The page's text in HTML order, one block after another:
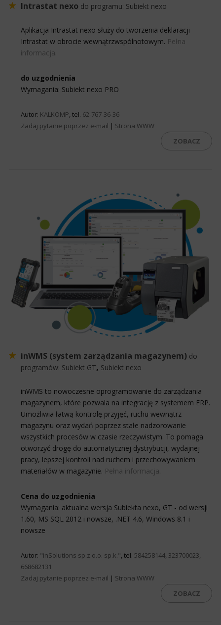
Intrastat nexo do programu: Subiekt nexo
Aplikacja Intrastat nexo służy do tworzenia deklaracji
Intrastat w obrocie wewnątrzwspólnotowym. Pełna
informacja.
do uzgodnienia
Wymagania: Subiekt nexo PRO
Autor: KALKOMP, tel. 62-767-36-36
Zadaj pytanie poprzez e-mail | Strona WWW
ZOBACZ
inWMS (system zarządzania magazynem) do
programów: Subiekt GT, Subiekt nexo
inWMS to nowoczesne oprogramowanie do zarządzania
magazynem, które pozwala na integrację z systemem ERP.
Umożliwia łatwą kontrolę przyjęć, ruchu wewnątrz
magazynu oraz wydań poprzez stałe nadzorowanie
wszystkich procesów w czasie rzeczywistym. To pomaga
otworzyć drogę do automatycznej dystrybucji, wydajnej
pracy, lepszej kontroli nad ruchem i przechowywaniem
materiałów w magazynie. Pełna informacja.
Cena do uzgodnienia
Wymagania: aktualna wersja Subiekta nexo, GT - od wersji
1.60, MS SQL 2012 i nowsze, .NET 4.6, Windows 8.1 i
nowsze
Autor: "inSolutions sp.z.o.o. sp.k.", tel. 584258144, 323700023,
668682131
Zadaj pytanie poprzez e-mail | Strona WWW
ZOBACZ